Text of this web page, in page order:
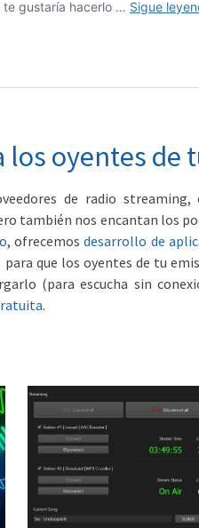
los oyentes de
de radio streaming,
también nos encantan los
, ofrecemosdesarrollo de
que los oyentes de tu
(para escucha sin
.